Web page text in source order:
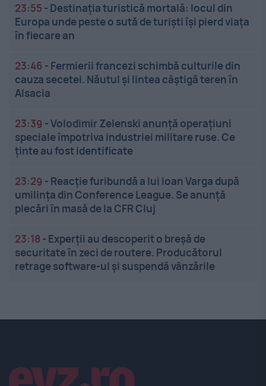
23:55 - Destinația turistică mortală: locul din
Europa unde peste o sută de turiști își pierd viața
în fiecare an
23:46 - Fermierii francezi schimbă culturile din
cauza secetei. Năutul și lintea câștigă teren în
Alsacia
23:39 -Volodimir Zelenski anunță operațiuni
speciale împotriva industriei militare ruse. Ce
ținte au fost identificate
23:29 - Reacție furibundă a lui Ioan Varga după
umilința din Conference League. Se anunță
plecări în masă de la CFR Cluj
23:18 - Experții au descoperit o breșă de
securitate în zeci de routere. Producătorul
retrage software-ul și suspendă vânzările
Linkuri utile